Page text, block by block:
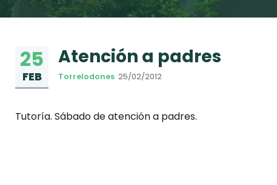
25
FEB
Atención a padres
Torrelodones 25/02/2012
Tutoría. Sábado de atención a padres.